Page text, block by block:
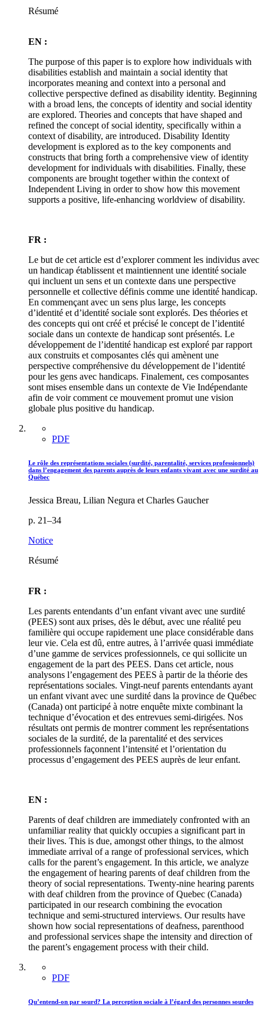
Résumé
EN :
The purpose of this paper is to explore how individuals with
disabilities establish and maintain a social identity that
incorporates meaning and context into a personal and
collective perspective defined as disability identity. Beginning
with a broad lens, the concepts of identity and social identity
are explored. Theories and concepts that have shaped and
refined the concept of social identity, specifically within a
context of disability, are introduced. Disability Identity
development is explored as to the key components and
constructs that bring forth a comprehensive view of identity
development for individuals with disabilities. Finally, these
components are brought together within the context of
Independent Living in order to show how this movement
supports a positive, life-enhancing worldview of disability.
FR :
Le but de cet article est d’explorer comment les individus avec
un handicap établissent et maintiennent une identité sociale
qui incluent un sens et un contexte dans une perspective
personnelle et collective définis comme une identité handicap.
En commençant avec un sens plus large, les concepts
d’identité et d’identité sociale sont explorés. Des théories et
des concepts qui ont créé et précisé le concept de l’identité
sociale dans un contexte de handicap sont présentés. Le
développement de l’identité handicap est exploré par rapport
aux construits et composantes clés qui amènent une
perspective compréhensive du développement de l’identité
pour les gens avec handicaps. Finalement, ces composantes
sont mises ensemble dans un contexte de Vie Indépendante
afin de voir comment ce mouvement promut une vision
globale plus positive du handicap.
PDF
Le rôle des représentations sociales (surdité, parentalité, services professionnels)
dans l’engagement des parents auprès de leurs enfants vivant avec une surdité au
Québec
Jessica Breau, Lilian Negura et Charles Gaucher
p. 21–34
Notice
Résumé
FR :
Les parents entendants d’un enfant vivant avec une surdité
(PEES) sont aux prises, dès le début, avec une réalité peu
familière qui occupe rapidement une place considérable dans
leur vie. Cela est dû, entre autres, à l’arrivée quasi immédiate
d’une gamme de services professionnels, ce qui sollicite un
engagement de la part des PEES. Dans cet article, nous
analysons l’engagement des PEES à partir de la théorie des
représentations sociales. Vingt-neuf parents entendants ayant
un enfant vivant avec une surdité dans la province de Québec
(Canada) ont participé à notre enquête mixte combinant la
technique d’évocation et des entrevues semi-dirigées. Nos
résultats ont permis de montrer comment les représentations
sociales de la surdité, de la parentalité et des services
professionnels façonnent l’intensité et l’orientation du
processus d’engagement des PEES auprès de leur enfant.
EN :
Parents of deaf children are immediately confronted with an
unfamiliar reality that quickly occupies a significant part in
their lives. This is due, amongst other things, to the almost
immediate arrival of a range of professional services, which
calls for the parent’s engagement. In this article, we analyze
the engagement of hearing parents of deaf children from the
theory of social representations. Twenty-nine hearing parents
with deaf children from the province of Quebec (Canada)
participated in our research combining the evocation
technique and semi-structured interviews. Our results have
shown how social representations of deafness, parenthood
and professional services shape the intensity and direction of
the parent’s engagement process with their child.
PDF
Qu’entend-on par sourd? La perception sociale à l’égard des personnes sourdes